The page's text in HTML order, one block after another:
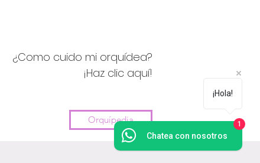
¿Como cuido mi orquídea?
¡Haz clic aquí!
Orquípedia
¡Hola!
Chatea con nosotros
1